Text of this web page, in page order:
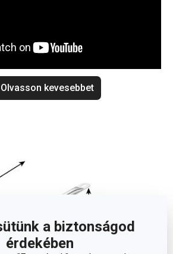
a biztonságod
érdekében
Olvasson kevesebbet